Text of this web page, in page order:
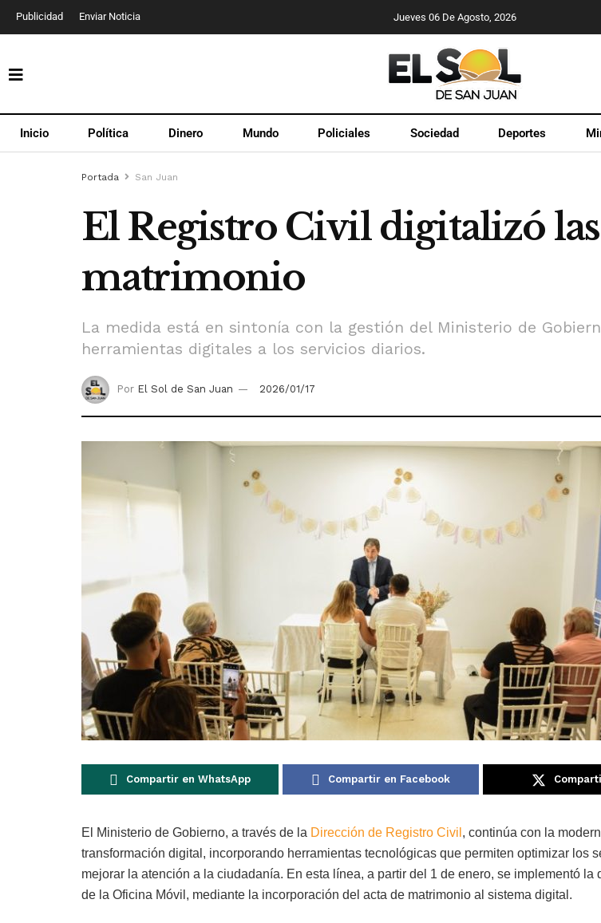
Publicidad Enviar Noticia Jueves 06 De Agosto, 2026
Inicio Política Dinero Mundo Policiales Sociedad Deportes
Portada San Juan
El Registro Civil digitalizó
matrimonio
La medida está en sintonía con la gestión del Ministerio de
herramientas digitales a los servicios diarios.
Por El Sol de San Juan 2026/01/17
Compartir en WhatsApp Compartir en Facebook
El Ministerio de Gobierno, a través de la Dirección de Registro Civil , continúa con la
transformación digital, incorporando herramientas tecnológicas que permiten optimizar los
mejorar la atención a la ciudadanía. En esta línea, a partir del 1 de enero, se implementó la
de la Oficina Móvil, mediante la incorporación del acta de matrimonio al sistema digital.